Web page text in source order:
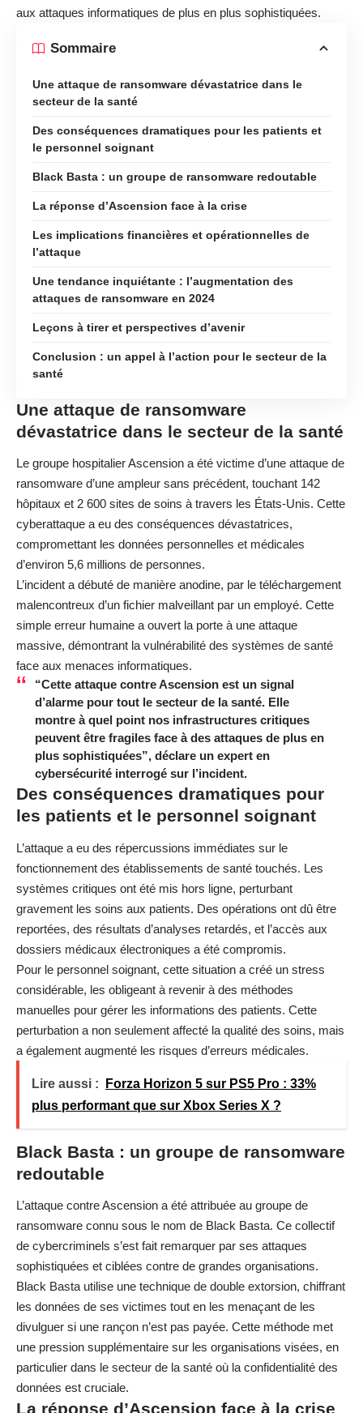
aux attaques informatiques de plus en plus sophistiquées.
Sommaire
Une attaque de ransomware dévastatrice dans le
secteur de la santé
Des conséquences dramatiques pour les patients et
le personnel soignant
Black Basta : un groupe de ransomware redoutable
La réponse d’Ascension face à la crise
Les implications financières et opérationnelles de
l’attaque
Une tendance inquiétante : l’augmentation des
attaques de ransomware en 2024
Leçons à tirer et perspectives d’avenir
Conclusion : un appel à l’action pour le secteur de la
santé
Une attaque de ransomware
dévastatrice dans le secteur de la santé
Le groupe hospitalier Ascension a été victime d’une attaque de
ransomware d’une ampleur sans précédent, touchant 142
hôpitaux et 2 600 sites de soins à travers les États-Unis. Cette
cyberattaque a eu des conséquences dévastatrices,
compromettant les données personnelles et médicales
d’environ 5,6 millions de personnes.
L’incident a débuté de manière anodine, par le téléchargement
malencontreux d’un fichier malveillant par un employé. Cette
simple erreur humaine a ouvert la porte à une attaque
massive, démontrant la vulnérabilité des systèmes de santé
face aux menaces informatiques.
“Cette attaque contre Ascension est un signal
d’alarme pour tout le secteur de la santé. Elle
montre à quel point nos infrastructures critiques
peuvent être fragiles face à des attaques de plus en
plus sophistiquées”, déclare un expert en
cybersécurité interrogé sur l’incident.
Des conséquences dramatiques pour
les patients et le personnel soignant
L’attaque a eu des répercussions immédiates sur le
fonctionnement des établissements de santé touchés. Les
systèmes critiques ont été mis hors ligne, perturbant
gravement les soins aux patients. Des opérations ont dû être
reportées, des résultats d’analyses retardés, et l’accès aux
dossiers médicaux électroniques a été compromis.
Pour le personnel soignant, cette situation a créé un stress
considérable, les obligeant à revenir à des méthodes
manuelles pour gérer les informations des patients. Cette
perturbation a non seulement affecté la qualité des soins, mais
a également augmenté les risques d’erreurs médicales.
Lire aussi :
Forza Horizon 5 sur PS5 Pro : 33%
plus performant que sur Xbox Series X ?
Black Basta : un groupe de ransomware
redoutable
L’attaque contre Ascension a été attribuée au groupe de
ransomware connu sous le nom de Black Basta. Ce collectif
de cybercriminels s’est fait remarquer par ses attaques
sophistiquées et ciblées contre de grandes organisations.
Black Basta utilise une technique de double extorsion, chiffrant
les données de ses victimes tout en les menaçant de les
divulguer si une rançon n’est pas payée. Cette méthode met
une pression supplémentaire sur les organisations visées, en
particulier dans le secteur de la santé où la confidentialité des
données est cruciale.
La réponse d’Ascension face à la crise